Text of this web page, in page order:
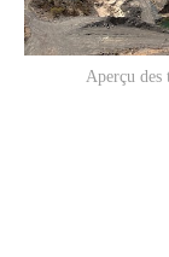
Aperçu des